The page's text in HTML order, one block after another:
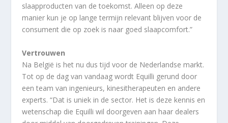
slaapproducten van de toekomst. Alleen op deze
manier kun je op lange termijn relevant blijven voor de
consument die op zoek is naar goed slaapcomfort.”
Vertrouwen
Na België is het nu dus tijd voor de Nederlandse markt.
Tot op de dag van vandaag wordt Equilli gerund door
een team van ingenieurs, kinesitherapeuten en andere
experts. “Dat is uniek in de sector. Het is deze kennis en
wetenschap die Equilli wil doorgeven aan haar dealers